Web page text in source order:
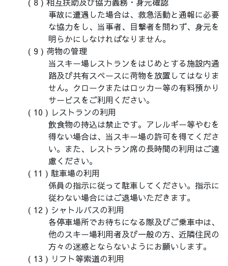
事故に遭遇した場合は、救急活動と通報に必要
な協力をし、当事者、目撃者を問わず、身元を
明らかにしなければなりません。
荷物の管理
当スキー場レストランをはじめとする施設内通
路及び共有スペースに荷物を放置してはなりま
せん。クロークまたはロッカー等の有料預かり
サービスをご利用ください。
レストランの利用
飲食物の持込は禁止です。アレルギー等やむを
得ない場合は、当スキー場の許可を得てくださ
い。また、レストラン席の長時間の利用はご遠
慮ください。
駐車場の利用
係員の指示に従って駐車してください。指示に
従わない場合にはご退場いただきます。
シャトルバスの利用
各停車場所でお待ちになる際及びご乗車中は、
他のスキー場利用者及び一般の方、近隣住民の
方々の迷惑とならないようにお願いします。
リフト等索道の利用